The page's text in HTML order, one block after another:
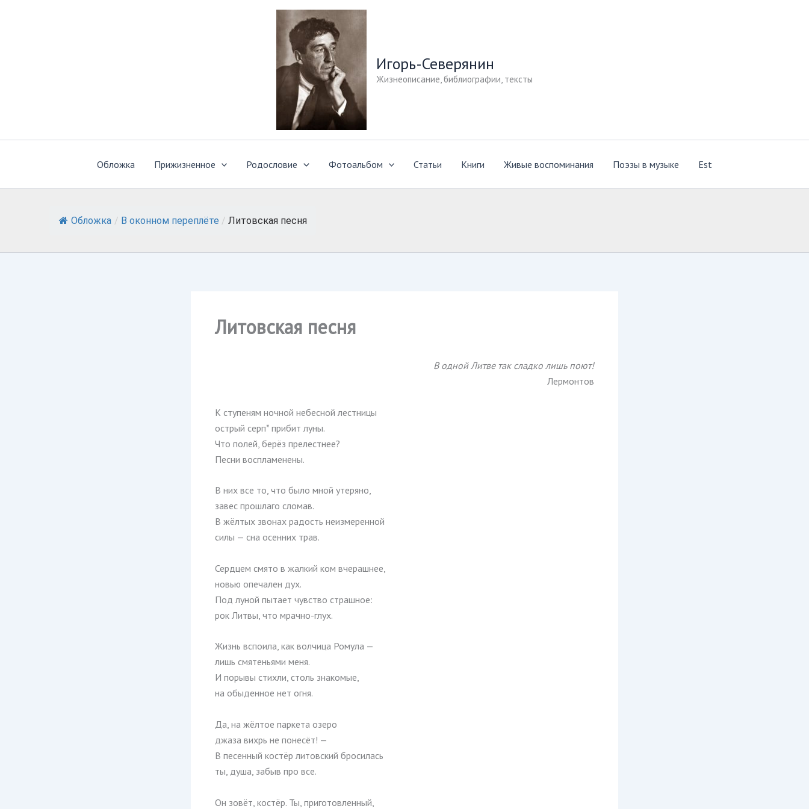
Игорь-Северянин
Жизнеописание, библиографии, тексты
Обложка Прижизненное Родословие Фотоальбом Статьи Книги Живые воспоминания Поэзы в музыке Est
Обложка / В оконном переплёте / Литовская песня
Литовская песня
В одной Литве так сладко лишь поют!
Лермонтов
К ступеням ночной небесной лестницы
острый серп* прибит луны.
Что полей, берёз прелестнее?
Песни воспламенены.
В них все то, что было мной утеряно,
завес прошлаго сломав.
В жёлтых звонах радость неизмеренной
силы — сна осенних трав.
Сердцем смято в жалкий ком вчерашнее,
новью опечален дух.
Под луной пытает чувство страшное:
рок Литвы, что мрачно-глух.
Жизнь вспоила, как волчица Ромула —
лишь смятеньями меня.
И порывы стихли, столь знакомые,
на обыденное нет огня.
Да, на жёлтое паркета озеро
джаза вихрь не понесёт! —
В песенный костёр литовский бросилась
ты, душа, забыв про все.
Он зовёт, костёр. Ты, приготовленный,